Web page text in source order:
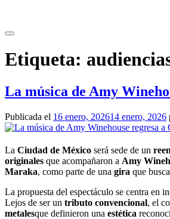
contenido
Etiqueta:
La música de Amy
Publicada el 16 enero, 202614 enero, 2026
La Ciudad de México será sede de un
originales que acompañaron a Amy
Maraka, como parte de una gira que busca
La propuesta del espectáculo se centra en
Lejos de ser un tributo convencional, el
metalesque definieron una estética